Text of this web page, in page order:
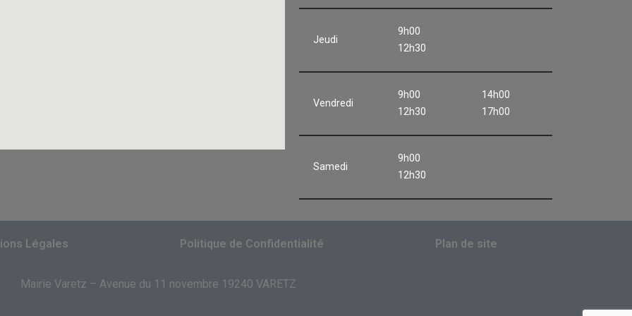
Jeudi
9h00
12h30
Vendredi
9h00
12h30
14h00
17h00
Samedi
9h00
12h30
Légales Politique de Confidentialité Plan de site
Mairie Varetz – Avenue du 11 novembre 19240 VARETZ